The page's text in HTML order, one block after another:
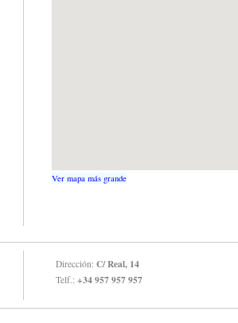
Ver mapa más grande
Dirección: C/ Real, 14
Telf.: +34 957 957 957